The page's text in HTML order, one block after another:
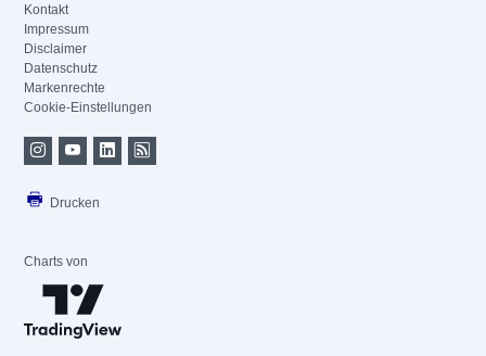
Kontakt
Impressum
Disclaimer
Datenschutz
Markenrechte
Cookie-Einstellungen
Drucken
Charts von